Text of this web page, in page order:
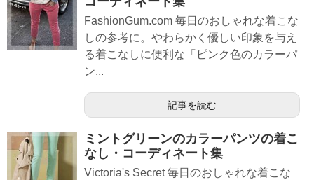
FashionGum.com 毎日のおしゃれな着こな
しの参考に。やわらかく優しい印象を与え
る着こなしに便利な「ピンク色のカラーパ
ン...
記事を読む
ミントグリーンのカラーパンツの着こ
なし・コーディネート集
Victoria's Secret 毎日のおしゃれな着こな